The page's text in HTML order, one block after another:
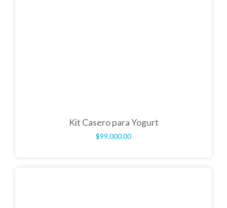
Kit Casero para Yogurt
$99,000.00